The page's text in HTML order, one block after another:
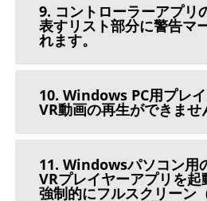
9. コントローラーアプリ
表すリスト部分に警告マ
れます。
10. Windows PC用プレ
VR動画の再生ができませ
11. Windowsパソコン
VRプレイヤーアプリを起
強制的にフルスクリーン